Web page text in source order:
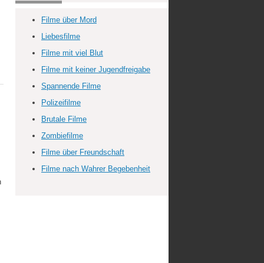
Filme über Mord
Liebesfilme
Filme mit viel Blut
Filme mit keiner Jugendfreigabe
Spannende Filme
Polizeifilme
Brutale Filme
Zombiefilme
Filme über Freundschaft
Filme nach Wahrer Begebenheit